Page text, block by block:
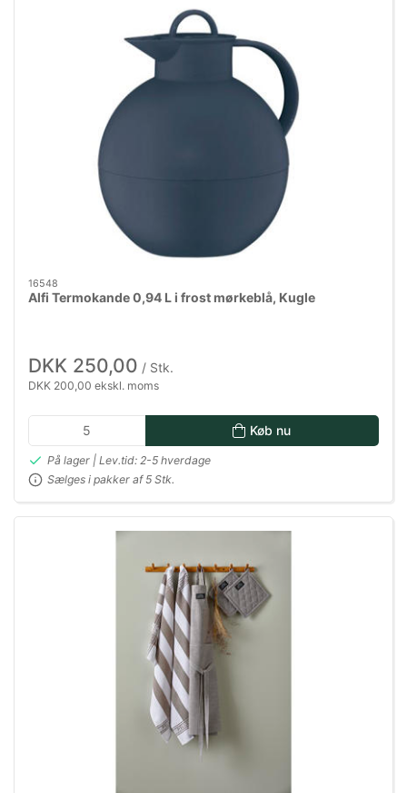
16548
Alfi Termokande 0,94 L i frost mørkeblå, Kugle
DKK 250,00 / Stk.
DKK 200,00 ekskl. moms
Køb nu
På lager | Lev.tid: 2-5 hverdage
Sælges i pakker af 5 Stk.